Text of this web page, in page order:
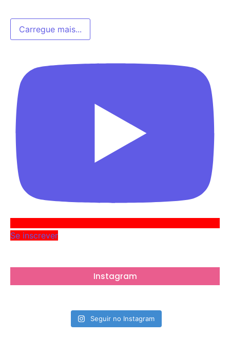
Carregue mais...
Se inscrever
Instagram
Seguir no Instagram